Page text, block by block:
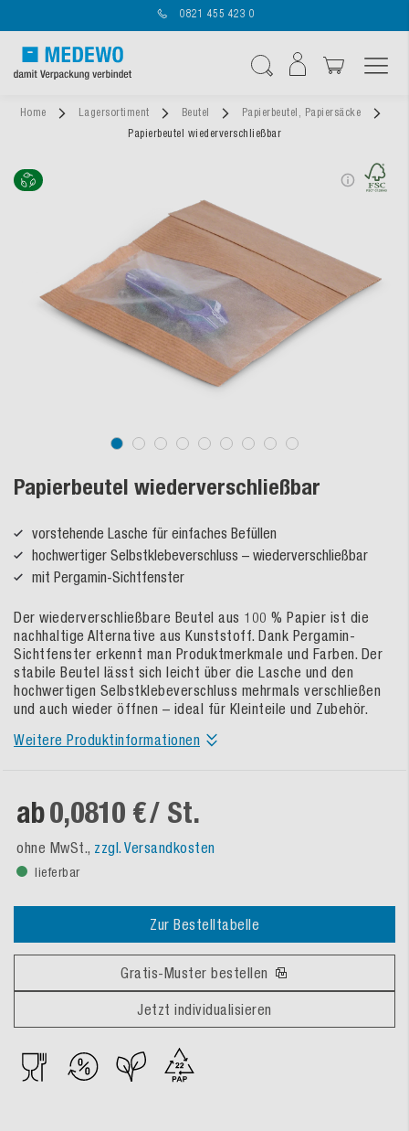
0821 455 423 0
Home Lagersortiment Beutel
Papierbeutel, Papiersäcke
Papierbeutel wiederverschließbar
Papierbeutel wiederverschließbar
vorstehende Lasche für einfaches Befüllen
hochwertiger Selbstklebeverschluss – wiederverschließbar
mit Pergamin-Sichtfenster
Der wiederverschließbare Beutel aus 100 % Papier ist die
nachhaltige Alternative aus Kunststoff. Dank Pergamin-
Sichtfenster erkennt man Produktmerkmale und Farben. Der
stabile Beutel lässt sich leicht über die Lasche und den
hochwertigen Selbstklebeverschluss mehrmals verschließen
und auch wieder öffnen – ideal für Kleinteile und Zubehör.
Weitere Produktinformationen
ab0,0810 €/ St.
ohne MwSt., zzgl. Versandkosten
lieferbar
Zur Bestelltabelle
Gratis-Muster bestellen
Jetzt individualisieren